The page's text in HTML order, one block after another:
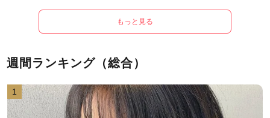
もっと見る
週間ランキング（総合）
1